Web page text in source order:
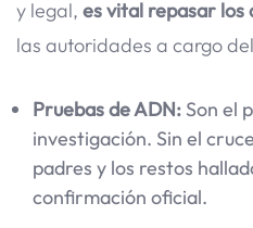
y legal, es vital repasar
las autoridades a cargo
Pruebas de ADN: Son el
investigación. Sin el
padres y los restos
confirmación oficial.